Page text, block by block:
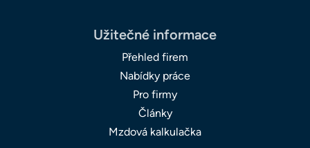
Užitečné informace
Přehled firem
Nabídky práce
Pro firmy
Články
Mzdová kalkulačka